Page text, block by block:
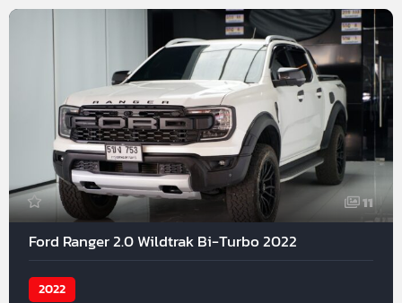
11
Ford Ranger 2.0 Wildtrak Bi-Turbo 2022
2022